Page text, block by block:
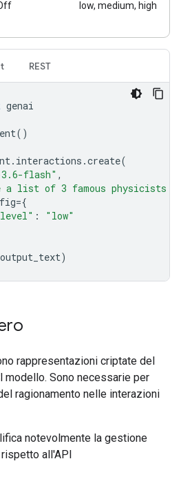
low, medium, high
REST
genai
()
. interactions .create(
flash" ,
a list of 3 famous physicists
={
:
"low"
output_text)
rappresentazioni criptate del
modello. Sono necessarie per
ragionamento nelle interazioni
notevolmente la gestione
all'API